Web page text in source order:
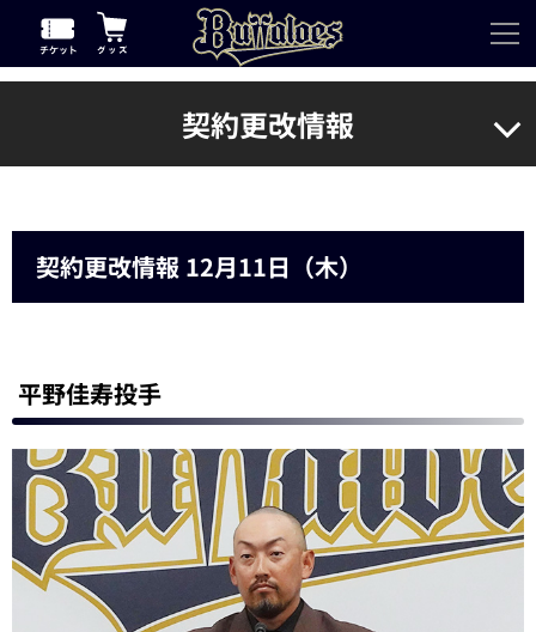
契約更改情報
契約更改情報 12月11日（木）
平野佳寿投手